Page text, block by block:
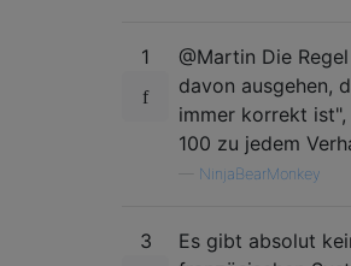
1
@Martin Die
davon ausgehen,
immer korrekt
100 zu jedem
NinjaBearMonkey
3
Es gibt absolut